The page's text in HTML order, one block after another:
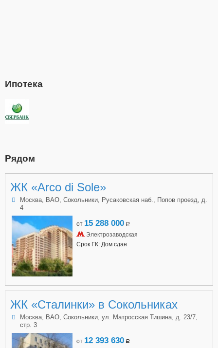
Ипотека
Рядом
ЖК «Arco di Sole»
Москва, ВАО, Сокольники, Русаковская наб., Попов проезд, д.
4
от 15 288 000 a
Электрозаводская
Срок ГК: Дом сдан
ЖК «Сталинки» в Сокольниках
Москва, ВАО, Сокольники, ул. Матросская Тишина, д. 23/7,
стр. 3
от 12 393 630 a